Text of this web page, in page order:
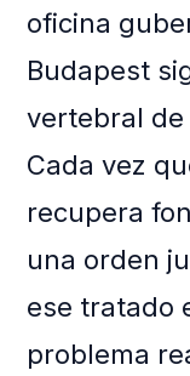
oficina
Budapest
vertebral de
Cada vez
recupera
una orden
ese tratado
problema